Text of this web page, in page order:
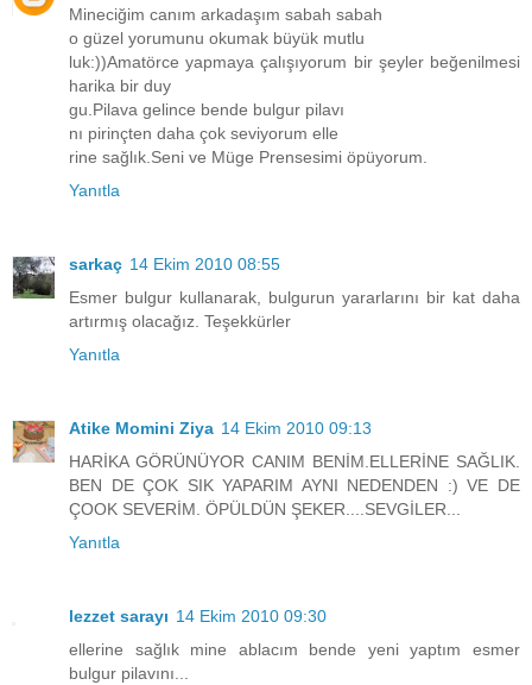
Mineciğim canım arkadaşım sabah sabah
o güzel yorumunu okumak büyük mutlu
luk:))Amatörce yapmaya çalışıyorum bir şeyler beğenilmesi
harika bir duy
gu.Pilava gelince bende bulgur pilavı
nı pirinçten daha çok seviyorum elle
rine sağlık.Seni ve Müge Prensesimi öpüyorum.
Yanıtla
sarkaç 14 Ekim 2010 08:55
Esmer bulgur kullanarak, bulgurun yararlarını bir kat daha
artırmış olacağız. Teşekkürler
Yanıtla
Atike Momini Ziya 14 Ekim 2010 09:13
HARİKA GÖRÜNÜYOR CANIM BENİM.ELLERİNE SAĞLIK.
BEN DE ÇOK SIK YAPARIM AYNI NEDENDEN :) VE DE
ÇOOK SEVERİM. ÖPÜLDÜN ŞEKER....SEVGİLER...
Yanıtla
lezzet sarayı 14 Ekim 2010 09:30
ellerine sağlık mine ablacım bende yeni yaptım esmer
bulgur pilavını...